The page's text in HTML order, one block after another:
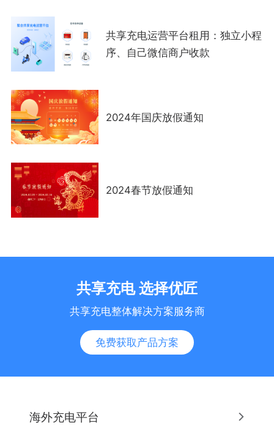
共享充电运营平台租用：独立小程
序、自己微信商户收款
2024年国庆放假通知
2024春节放假通知
共享充电 选择优匠
共享充电整体解决方案服务商
免费获取产品方案
海外充电平台